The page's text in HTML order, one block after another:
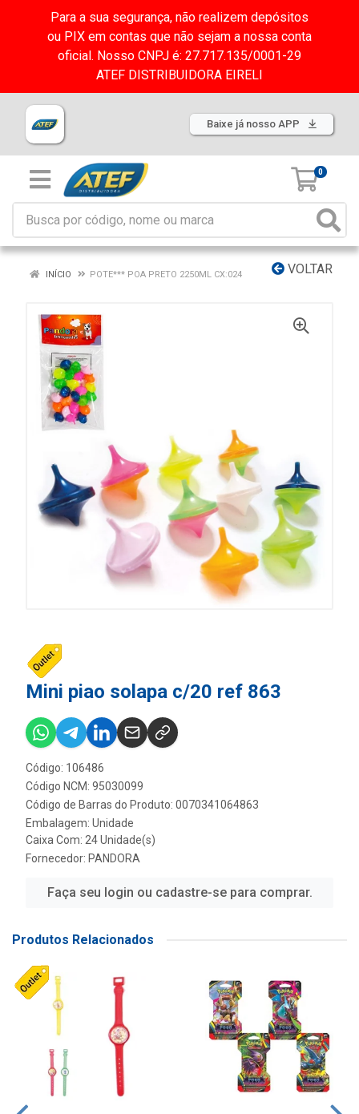
Para a sua segurança, não realizem depósitos
ou PIX em contas que não sejam a nossa conta
oficial. Nosso CNPJ é: 27.717.135/0001-29
ATEF DISTRIBUIDORA EIRELI
Baixe já nosso APP
0
VOLTAR
INÍCIO POTE*** POA PRETO 2250ML CX:024
Mini piao solapa c/20 ref 863
Código: 106486
Código NCM: 95030099
Código de Barras do Produto: 0070341064863
Embalagem: Unidade
Caixa Com: 24 Unidade(s)
Fornecedor: PANDORA
Faça seu login ou cadastre-se para comprar.
Produtos Relacionados